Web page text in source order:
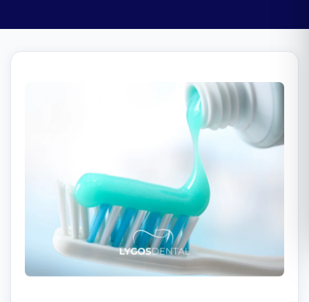
Español
Italiano
Български
Română